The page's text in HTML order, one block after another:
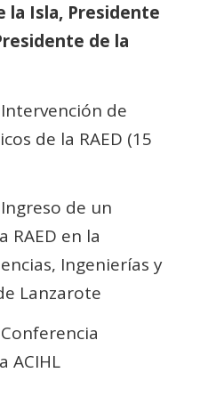
la Isla, Presidente
de la
de
de la RAED (15
de un
RAED en la
Ingenierías y
Lanzarote
ACIHL